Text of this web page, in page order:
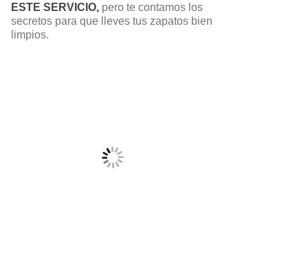
ESTE SERVICIO, pero te contamos los
secretos para que lleves tus zapatos bien
limpios.